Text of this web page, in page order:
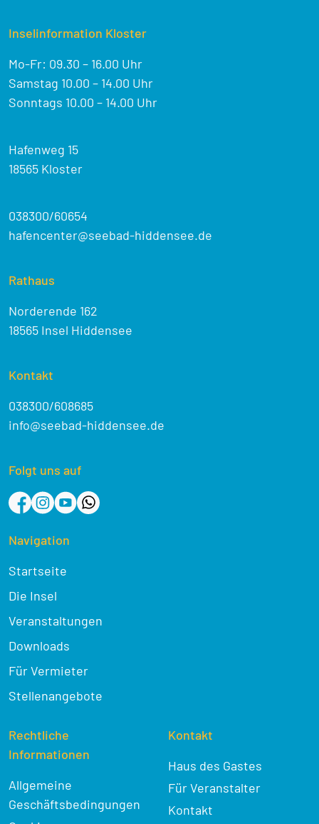
Inselinformation Kloster
Mo-Fr: 09.30 – 16.00 Uhr
Samstag 10.00 – 14.00 Uhr
Sonntags 10.00 – 14.00 Uhr
Hafenweg 15
18565 Kloster
038300/60654
hafencenter@seebad-hiddensee.de
Rathaus
Norderende 162
18565 Insel Hiddensee
Kontakt
038300/608685
info@seebad-hiddensee.de
Folgt uns auf
Navigation
Startseite
Die Insel
Veranstaltungen
Downloads
Für Vermieter
Stellenangebote
Rechtliche
Informationen
Allgemeine
Geschäftsbedingungen
Kontakt
Haus des Gastes
Für Veranstalter
Kontakt